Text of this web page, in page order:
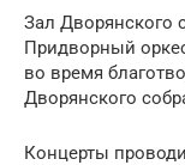
Зал Дворянского
Придворный
во время
Дворянского
Концерты